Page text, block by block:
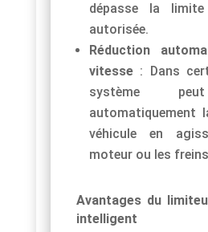
dépasse la
autorisée.
Réduction
vitesse: Dans
système
automatiquement
véhicule en
moteur ou les
Avantages du
intelligent